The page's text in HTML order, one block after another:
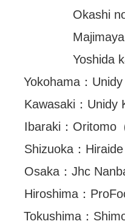
Okashi
Majimaya
Yoshida
Yokohama：
Kawasaki： Unidy
Ibaraki： Oritomo
Shizuoka：
Osaka： Jhc
Hiroshima：
Tokushima：